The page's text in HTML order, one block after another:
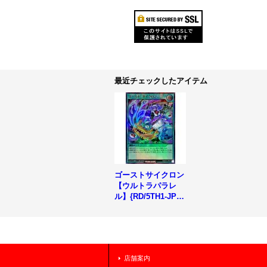
最近チェックしたアイテム
ゴーストサイクロン
【ウルトラパラレ
ル】{RD/5TH1-JP02
店舗案内